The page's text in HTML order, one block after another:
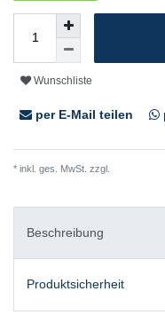
Wunschliste
per E-Mail teilen
* inkl. ges. MwSt. zzgl.
Beschreibung
Produktsicherheit